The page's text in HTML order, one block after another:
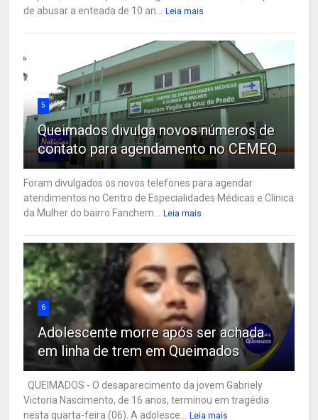
de abusar a enteada de 10 an...
Leia mais
5
Queimados divulga novos números de
contato para agendamento no CEMEQ
Foram divulgados os novos telefones para agendar
atendimentos no Centro de Especialidades Médicas e Clínica
da Mulher do bairro Fanchem...
Leia mais
6
Adolescente morre após ser achada
em linha de trem em Queimados
QUEIMADOS - O desaparecimento da jovem Gabriely
Victoria Nascimento, de 16 anos, terminou em tragédia
nesta quarta-feira (06). A adolesce...
Leia mais